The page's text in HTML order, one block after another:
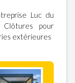
Luc du
pour
extérieures